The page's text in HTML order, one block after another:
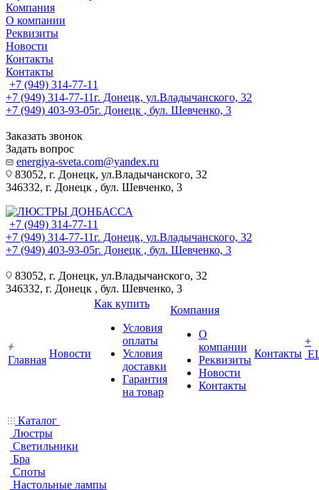
Компания
О компании
Реквизиты
Новости
Контакты
Контакты
+7 (949) 314-77-11
+7 (949) 314-77-11г. Донецк, ул.Владычанского, 32
+7 (949) 403-93-05г. Донецк , бул. Шевченко, 3
Заказать звонок
Задать вопрос
energiya-sveta.com@yandex.ru
83052, г. Донецк, ул.Владычанского, 32
346332, г. Донецк , бул. Шевченко, 3
+7 (949) 314-77-11
+7 (949) 314-77-11г. Донецк, ул.Владычанского, 32
+7 (949) 403-93-05г. Донецк , бул. Шевченко, 3
83052, г. Донецк, ул.Владычанского, 32
346332, г. Донецк , бул. Шевченко, 3
Главная
Новости
Как купить
Условия
оплаты
Условия
доставки
Гарантия
на товар
Компания
О
компании
Реквизиты
Новости
Контакты
Контакты
+
Каталог
Люстры
Светильники
Бра
Споты
Настольные лампы